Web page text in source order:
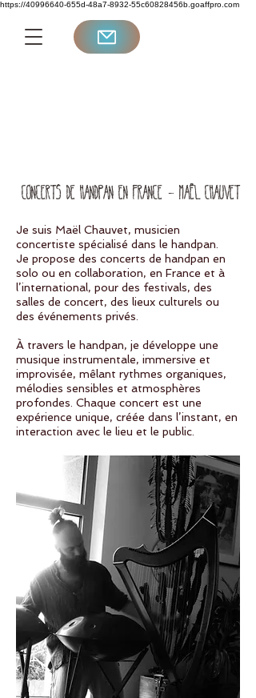
https://40996640-655d-48a7-8932-55c60828456b.goaffpro.com
Concerts de handpan en France – Maël Chauvet
Je suis Maël Chauvet, musicien
concertiste spécialisé dans le handpan.
Je propose des concerts de handpan en
solo ou en collaboration, en France et à
l’international, pour des festivals, des
salles de concert, des lieux culturels ou
des événements privés.
À travers le handpan, je développe une
musique instrumentale, immersive et
improvisée, mêlant rythmes organiques,
mélodies sensibles et atmosphères
profondes. Chaque concert est une
expérience unique, créée dans l’instant, en
interaction avec le lieu et le public.